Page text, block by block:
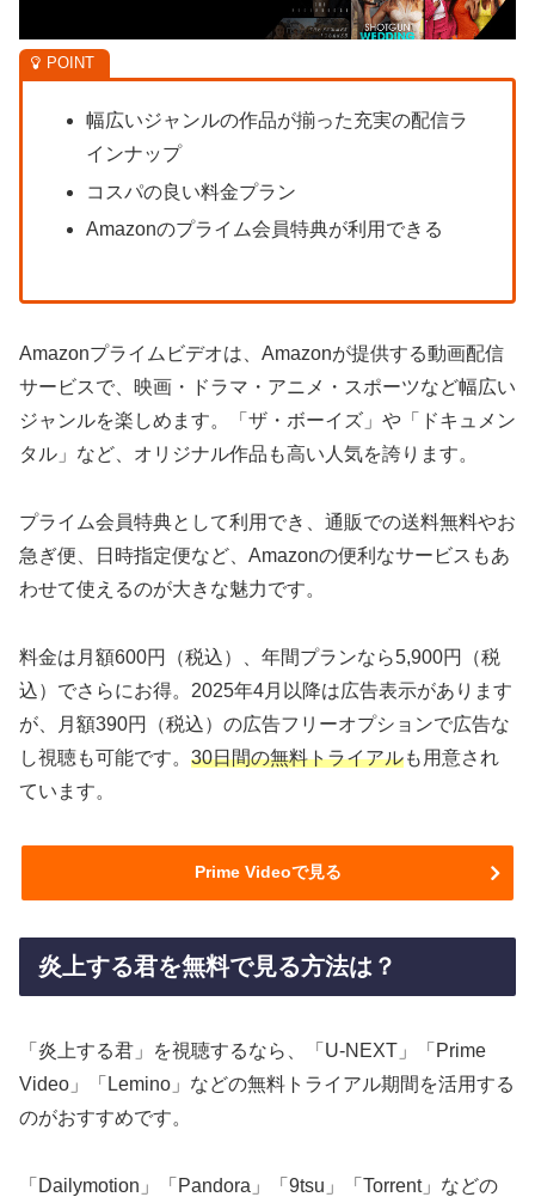
幅広いジャンルの作品が揃った充実の配信ラ
インナップ
コスパの良い料金プラン
Amazonのプライム会員特典が利用できる
Amazonプライムビデオは、Amazonが提供する動画配信
サービスで、映画・ドラマ・アニメ・スポーツなど幅広い
ジャンルを楽しめます。「ザ・ボーイズ」や「ドキュメン
タル」など、オリジナル作品も高い人気を誇ります。
プライム会員特典として利用でき、通販での送料無料やお
急ぎ便、日時指定便など、Amazonの便利なサービスもあ
わせて使えるのが大きな魅力です。
料金は月額600円（税込）、年間プランなら5,900円（税
込）でさらにお得。2025年4月以降は広告表示があります
が、月額390円（税込）の広告フリーオプションで広告な
し視聴も可能です。 30日間の無料トライアルも用意され
ています。
Prime Videoで見る
炎上する君を無料で見る方法は？
「炎上する君」を視聴するなら、「U-NEXT」「Prime
Video」「Lemino」などの無料トライアル期間を活用する
のがおすすめです。
「Dailymotion」「Pandora」「9tsu」「Torrent」などの